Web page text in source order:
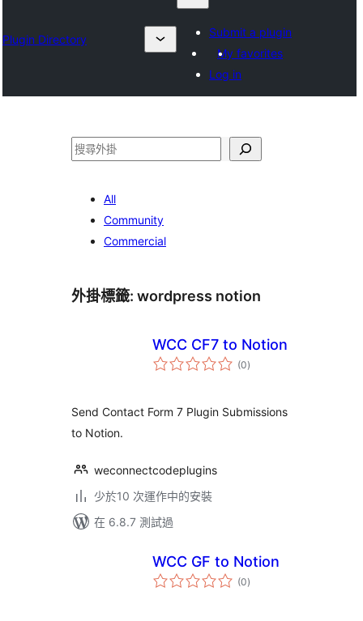
Plugin Directory
Submit a plugin
My favorites
Log in
搜
All
Community
Commercial
外掛標籤: wordpress notion
WCC CF7 to Notion
(0總
評)
Send Contact Form 7 Plugin Submissions
to Notion.
weconnectcodeplugins
少於10 次運作中的安裝
在 6.8.7 測試過
WCC GF to Notion
(0總
評)